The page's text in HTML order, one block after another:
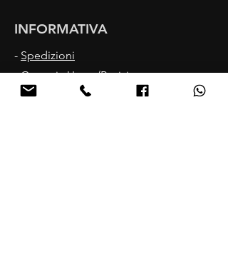
INFORMATIVA
- Spedizioni
-Garanzia Usato/Revisionato
-Recesso Nuovo